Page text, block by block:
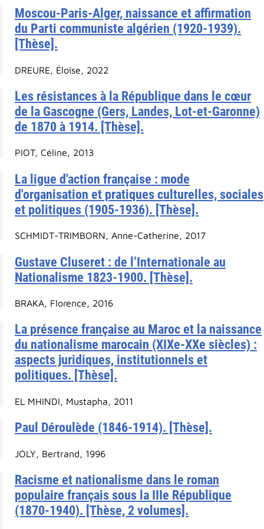
Moscou-Paris-Alger, naissance et affirmation
du Parti communiste algérien (1920-1939).
[Thèse].
DREURE, Éloïse, 2022
Les résistances à la République dans le cœur
de la Gascogne (Gers, Landes, Lot-et-Garonne)
de 1870 à 1914. [Thèse].
PIOT, Céline, 2013
La ligue d'action française : mode
d'organisation et pratiques culturelles, sociales
et politiques (1905-1936). [Thèse].
SCHMIDT-TRIMBORN, Anne-Catherine, 2017
Gustave Cluseret : de l’Internationale au
Nationalisme 1823-1900. [Thèse].
BRAKA, Florence, 2016
La présence française au Maroc et la naissance
du nationalisme marocain (XIXe-XXe siècles) :
aspects juridiques, institutionnels et
politiques. [Thèse].
EL MHINDI, Mustapha, 2011
Paul Déroulède (1846-1914). [Thèse].
JOLY, Bertrand, 1996
Racisme et nationalisme dans le roman
populaire français sous la IIIe République
(1870-1940). [Thèse, 2 volumes].